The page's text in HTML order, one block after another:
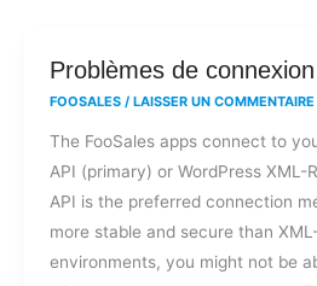
Problèmes de
FOOSALES / LAISSER UN COMMENTAIRE
The FooSales apps connect to
API (primary) or WordPress XML-
API is the preferred connection
more stable and secure than
environments, you might not be
Problèmes
de